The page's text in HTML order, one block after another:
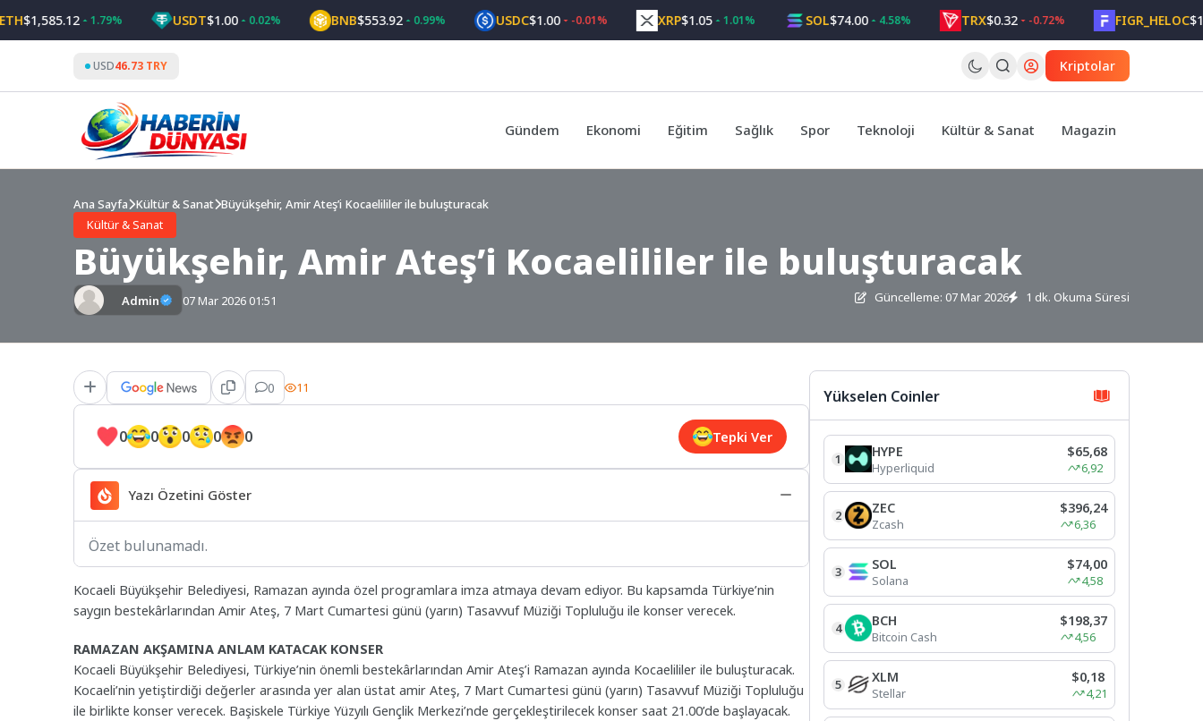
to
1.79% USDT$1.00 0.02% BNB$553.92 0.99% USDC$1.00 -0.01% XRP $1.05 1.01% SOL$74.00 4.58% TRX$0.32 -0.72% FIGR_HELOC$1.05
USD46.73 TRY Kriptolar
Gündem Ekonomi Eğitim Sağlık Spor Teknoloji Kültür & Sanat Magazin
Ana Sayfa Kültür & Sanat Büyükşehir, Amir Ateş’i Kocaelililer ile buluşturacak
Kültür & Sanat
Büyükşehir, Amir Ateş’i Kocaelililer ile buluşturacak
Admin 07 Mar 2026 01:51 Güncelleme: 07 Mar 2026 1 dk. Okuma Süresi
0 11
0 0 0 0 0 Tepki Ver
Yazı Özetini Göster
Özet bulunamadı.
Kocaeli Büyükşehir Belediyesi, Ramazan ayında özel programlara imza atmaya devam ediyor. Bu kapsamda Türkiye’nin
saygın bestekârlarından Amir Ateş, 7 Mart Cumartesi günü (yarın) Tasavvuf Müziği Topluluğu ile konser verecek.
RAMAZAN AKŞAMINA ANLAM KATACAK KONSER
Kocaeli Büyükşehir Belediyesi, Türkiye’nin önemli bestekârlarından Amir Ateş’i Ramazan ayında Kocaelililer ile buluşturacak.
Kocaeli’nin yetiştirdiği değerler arasında yer alan üstat amir Ateş, 7 Mart Cumartesi günü (yarın) Tasavvuf Müziği Topluluğu
ile birlikte konser verecek. Başiskele Türkiye Yüzyılı Gençlik Merkezi’nde gerçekleştirilecek konser saat 21.00’de başlayacak.
Yükselen Coinler
1 HYPE
Hyperliquid
$65,68
6,92
2 ZEC
Zcash
$396,24
6,36
3 SOL
Solana
$74,00
4,58
4 BCH
Bitcoin Cash
$198,37
4,56
5 XLM
Stellar
$0,18
4,21